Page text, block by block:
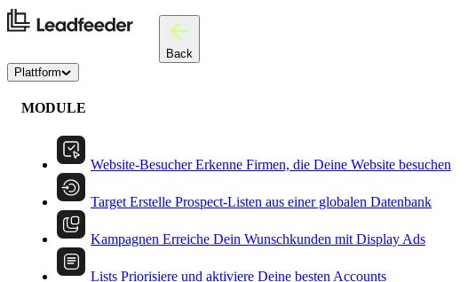
Back
Plattform
MODULE
Website-BesucherErkenne Firmen, die Deine Website besuchen
Target Erstelle Prospect-Listen aus einer globalen Datenbank
Kampagnen Erreiche Dein Wunschkunden mit Display Ads
Lists Priorisiere und aktiviere Deine besten Accounts